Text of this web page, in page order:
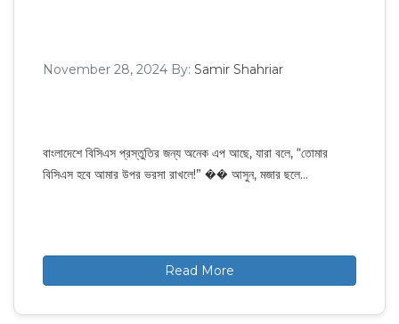
November 28, 2024 By: Samir Shahriar
বাংলাদেশে বিসিএস প্রস্তুতির জন্য অনেক এপ আছে, যারা বলে, “তোমার
বিসিএস হবে আমার উপর ভরসা রাখলে!” �� আসুন, মজার ছলে…
Read More